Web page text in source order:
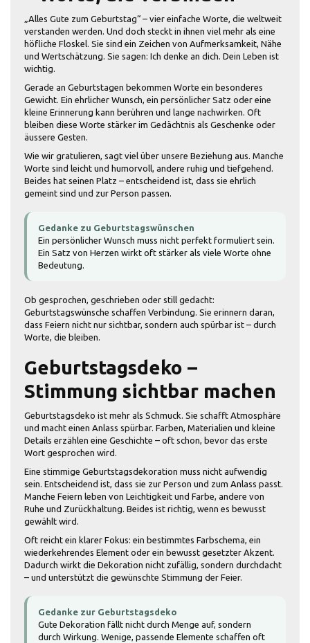
„Alles Gute zum Geburtstag“ – vier einfache Worte, die weltweit
verstanden werden. Und doch steckt in ihnen viel mehr als eine
höfliche Floskel. Sie sind ein Zeichen von Aufmerksamkeit, Nähe
und Wertschätzung. Sie sagen: Ich denke an dich. Dein Leben ist
wichtig.
Gerade an Geburtstagen bekommen Worte ein besonderes
Gewicht. Ein ehrlicher Wunsch, ein persönlicher Satz oder eine
kleine Erinnerung kann berühren und lange nachwirken. Oft
bleiben diese Worte stärker im Gedächtnis als Geschenke oder
äussere Gesten.
Wie wir gratulieren, sagt viel über unsere Beziehung aus. Manche
Worte sind leicht und humorvoll, andere ruhig und tiefgehend.
Beides hat seinen Platz – entscheidend ist, dass sie ehrlich
gemeint sind und zur Person passen.
Gedanke zu Geburtstagswünschen
Ein persönlicher Wunsch muss nicht perfekt formuliert sein.
Ein Satz von Herzen wirkt oft stärker als viele Worte ohne
Bedeutung.
Ob gesprochen, geschrieben oder still gedacht:
Geburtstagswünsche schaffen Verbindung. Sie erinnern daran,
dass Feiern nicht nur sichtbar, sondern auch spürbar ist – durch
Worte, die bleiben.
Geburtstagsdeko –
Stimmung sichtbar machen
Geburtstagsdeko ist mehr als Schmuck. Sie schafft Atmosphäre
und macht einen Anlass spürbar. Farben, Materialien und kleine
Details erzählen eine Geschichte – oft schon, bevor das erste
Wort gesprochen wird.
Eine stimmige Geburtstagsdekoration muss nicht aufwendig
sein. Entscheidend ist, dass sie zur Person und zum Anlass passt.
Manche Feiern leben von Leichtigkeit und Farbe, andere von
Ruhe und Zurückhaltung. Beides ist richtig, wenn es bewusst
gewählt wird.
Oft reicht ein klarer Fokus: ein bestimmtes Farbschema, ein
wiederkehrendes Element oder ein bewusst gesetzter Akzent.
Dadurch wirkt die Dekoration nicht zufällig, sondern durchdacht
– und unterstützt die gewünschte Stimmung der Feier.
Gedanke zur Geburtstagsdeko
Gute Dekoration fällt nicht durch Menge auf, sondern
durch Wirkung. Wenige, passende Elemente schaffen oft